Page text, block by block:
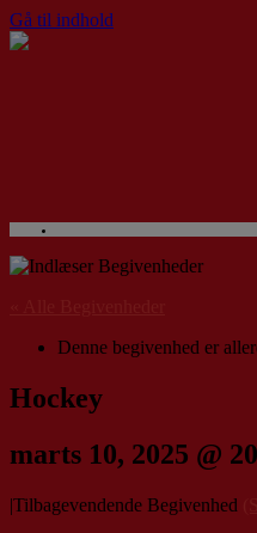
Gå til indhold
Denne begivenhed er
Hockey
marts 10, 2025 @
|Tilbagevendende Begivenhed